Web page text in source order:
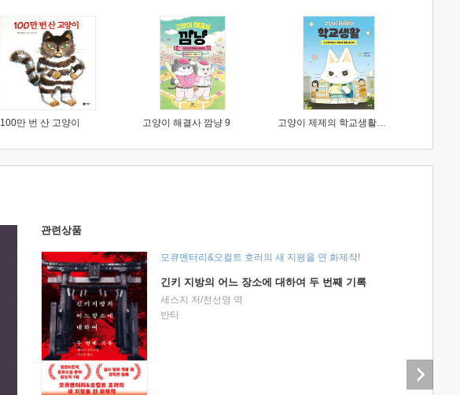
100만 번 산 고양이 고양이 해결사 깜냥 9 고양이 제제의 학교생활 1 : 초등학생이 이렇게 힘들 줄이야
관련상품
모큐멘터리&오컬트 호러의 새 지평을 연 화제작!
긴키 지방의 어느 장소에 대하여 두 번째 기록
세스지 저/전선영 역
반타